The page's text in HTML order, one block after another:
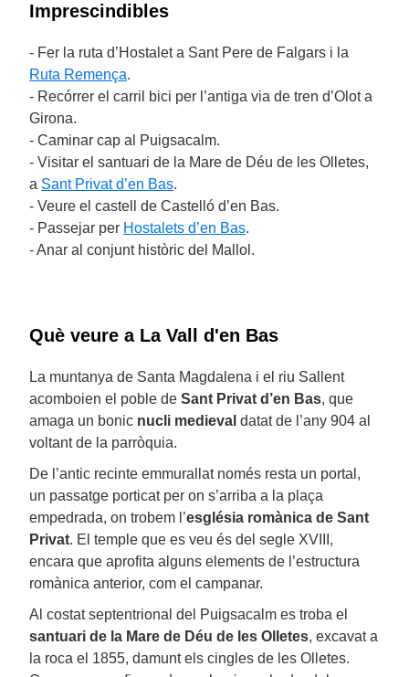
Imprescindibles
- Fer la ruta d’Hostalet a Sant Pere de Falgars i la
Ruta Remença.
- Recórrer el carril bici per l’antiga via de tren d’Olot a
Girona.
- Caminar cap al Puigsacalm.
- Visitar el santuari de la Mare de Déu de les Olletes,
a Sant Privat d’en Bas.
- Veure el castell de Castelló d’en Bas.
- Passejar per Hostalets d’en Bas.
- Anar al conjunt històric del Mallol.
Què veure a La Vall d'en Bas
La muntanya de Santa Magdalena i el riu Sallent
acomboien el poble de Sant Privat d’en Bas, que
amaga un bonic nucli medieval datat de l’any 904 al
voltant de la parròquia.
De l’antic recinte emmurallat només resta un portal,
un passatge porticat per on s’arriba a la plaça
empedrada, on trobem l’església romànica de Sant
Privat. El temple que es veu és del segle XVIII,
encara que aprofita alguns elements de l’estructura
romànica anterior, com el campanar.
Al costat septentrional del Puigsacalm es troba el
santuari de la Mare de Déu de les Olletes, excavat a
la roca el 1855, damunt els cingles de les Olletes.